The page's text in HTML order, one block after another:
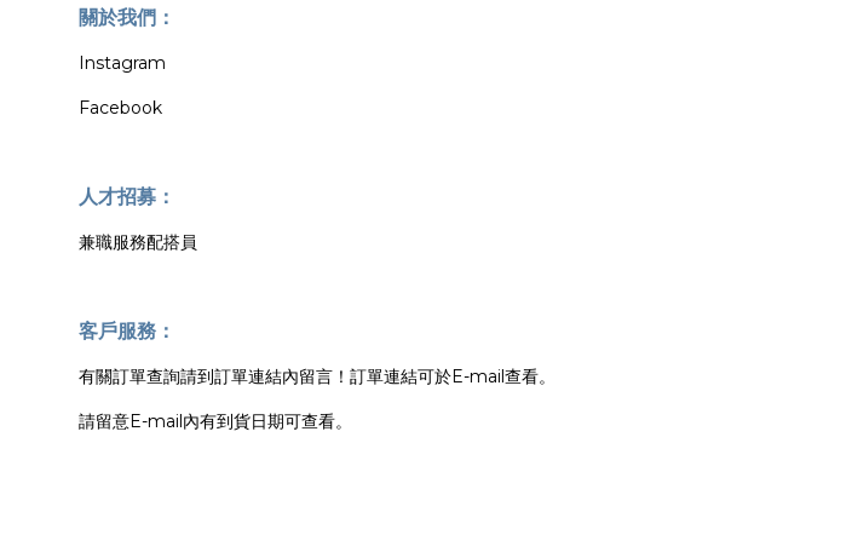
關於我們：
Instagram
Facebook
人才招募：
兼職服務配搭員
客戶服務：
有關訂單查詢請到訂單連結內留言！訂單連結可於E-mail查看。
請留意E-mail內有到貨日期可查看。